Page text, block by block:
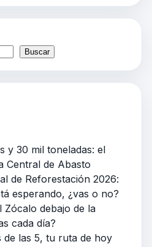
Buscar
y 30 mil toneladas: el
Central de Abasto
de Reforestación 2026:
esperando, ¿vas o no?
Zócalo debajo de la
cada día?
de las 5, tu ruta de hoy